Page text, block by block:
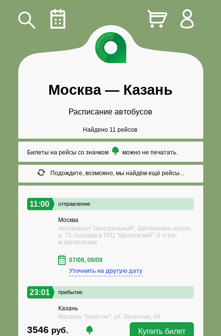
Москва— Казань
Расписание автобусов
Найдено 11 рейсов
Билеты на рейсы со значком можно не печатать.
Подождите, возможно, мы найдём ещё рейсы...
11:00 отправление
Москва
Автовокзал "Центральный", Щёлковское шоссе,
д. 75, посадка в ТРЦ "Щёлковский", 6 этаж,
м.Щелковская
07/08, 08/08
Уточнить на другую дату
23:01 прибытие
Казань
Магазин "Бахетле", ул. Залесная, 66
3546 руб. Купить билет